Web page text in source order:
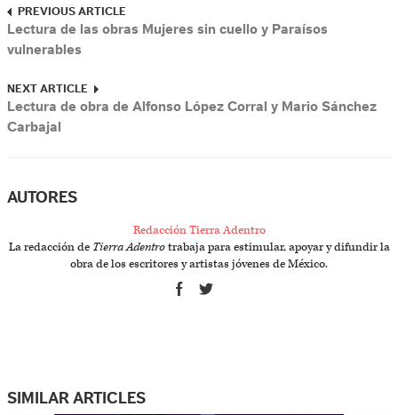
PREVIOUS ARTICLE
Lectura de las obras Mujeres sin cuello y Paraísos
vulnerables
NEXT ARTICLE
Lectura de obra de Alfonso López Corral y Mario Sánchez
Carbajal
AUTORES
Redacción Tierra Adentro
La redacción de Tierra Adentrotrabaja para estimular, apoyar y difundir la
obra de los escritores y artistas jóvenes de México.
SIMILAR ARTICLES